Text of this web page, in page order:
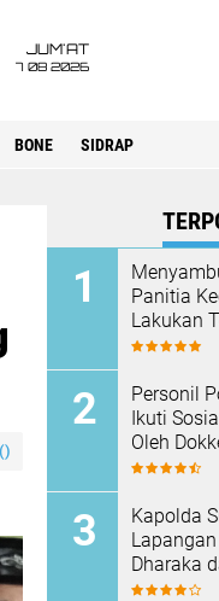
JUM'AT
7 08 2026
BONE SIDRAP
)
Panitia
Lakukan
Personil
Ikuti
Oleh
Kapolda
Dharaka